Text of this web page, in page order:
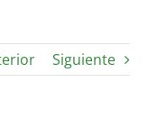
Siguiente